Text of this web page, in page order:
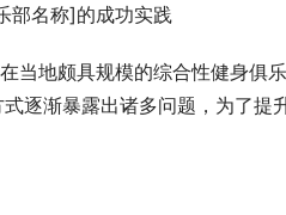
部名称]的成功实践
当地颇具规模的综合性健身俱
逐渐暴露出诸多问题，为了